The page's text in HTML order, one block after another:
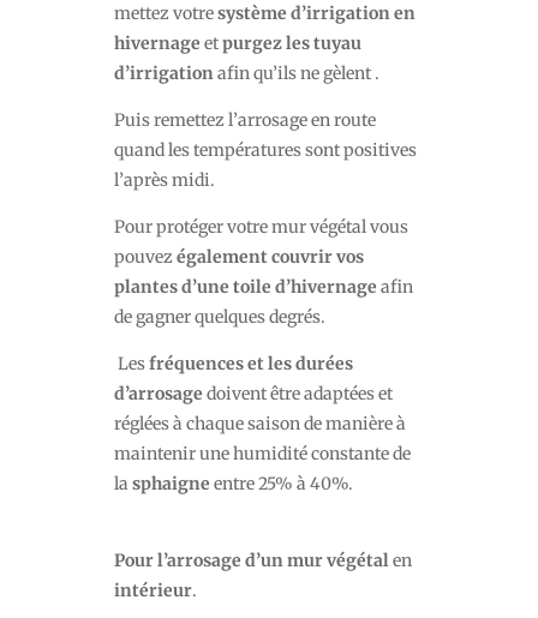
mettez votresystème d’irrigation en
hivernage etpurgez les tuyau
d’irrigation afin qu’ils ne gèlent .
Puis remettez l’arrosage en route
quand les températures sont positives
l’après midi.
Pour protéger votre mur végétal vous
pouvez également couvrir vos
plantes d’une toile d’hivernage afin
de gagner quelques degrés.
Lesfréquences et les durées
d’arrosage doivent être adaptées et
réglées à chaque saison de manière à
maintenir une humidité constante de
la sphaigne entre 25% à 40%.
Pour l’arrosage d’un mur végétal en
intérieur.